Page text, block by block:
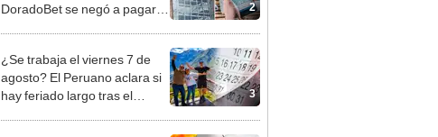
2
DoradoBet se negó a pagar:
3
¿Se trabaja el viernes 7 de
agosto? El Peruano aclara si
hay feriado largo tras el